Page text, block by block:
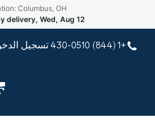
Columbus, OH
delivery, Wed, Aug 12
+1 (844) 430-0510 تسجيل